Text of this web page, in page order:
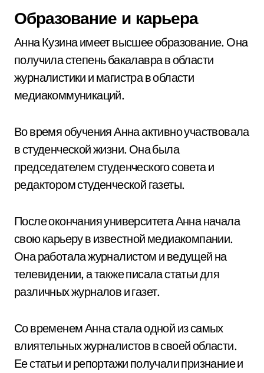
Образование и карьера
Анна Кузина имеет высшее образование. Она
получила степень бакалавра в области
журналистики и магистра в области
медиакоммуникаций.
Во время обучения Анна активно участвовала
в студенческой жизни. Она была
председателем студенческого совета и
редактором студенческой газеты.
После окончания университета Анна начала
свою карьеру в известной медиакомпании.
Она работала журналистом и ведущей на
телевидении, а также писала статьи для
различных журналов и газет.
Со временем Анна стала одной из самых
влиятельных журналистов в своей области.
Ее статьи и репортажи получали признание и